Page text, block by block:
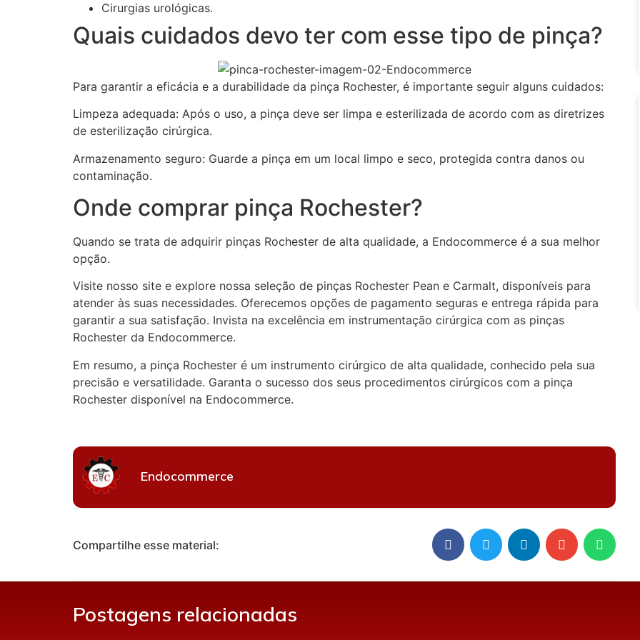
Cirurgias urológicas.
Quais cuidados devo ter com esse tipo de pinça?
Para garantir a eficácia e a durabilidade da pinça Rochester, é importante seguir alguns cuidados:
Limpeza adequada: Após o uso, a pinça deve ser limpa e esterilizada de acordo com as diretrizes
de esterilização cirúrgica.
Armazenamento seguro: Guarde a pinça em um local limpo e seco, protegida contra danos ou
contaminação.
Onde comprar pinça Rochester?
Quando se trata de adquirir pinças Rochester de alta qualidade, a Endocommerce é a sua melhor
opção.
Visite nosso site e explore nossa seleção de pinças Rochester Pean e Carmalt, disponíveis para
atender às suas necessidades. Oferecemos opções de pagamento seguras e entrega rápida para
garantir a sua satisfação. Invista na excelência em instrumentação cirúrgica com as pinças
Rochester da Endocommerce.
Em resumo, a pinça Rochester é um instrumento cirúrgico de alta qualidade, conhecido pela sua
precisão e versatilidade. Garanta o sucesso dos seus procedimentos cirúrgicos com a pinça
Rochester disponível na Endocommerce.
Endocommerce
Compartilhe esse material:
Postagens relacionadas